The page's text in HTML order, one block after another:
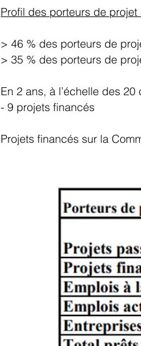
Profil des porteurs de
> 46 % des porteurs de
> 35 % des porteurs de
En 2 ans, à l’échelle des
- 9 projets financés
Projets financés sur la